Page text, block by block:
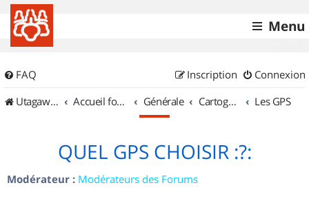
Menu
FAQ Connexion
Inscription
UtagawaVTT (Randos VTT et VTTAE avec traces GPS)
Accueil forum Générale Cartographie et GPS Les GPS
QUEL GPS CHOISIR :?:
Modérateur : Modérateurs des Forums